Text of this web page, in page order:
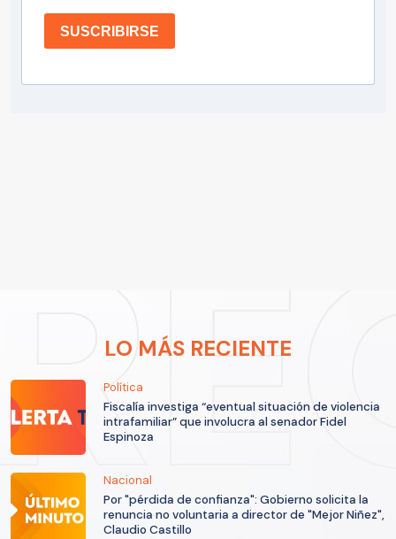
SUSCRIBIRSE
LO MÁS RECIENTE
Política
Fiscalía investiga “eventual situación de violencia
intrafamiliar” que involucra al senador Fidel
Espinoza
Nacional
Por "pérdida de confianza": Gobierno solicita la
renuncia no voluntaria a director de "Mejor Niñez",
Claudio Castillo